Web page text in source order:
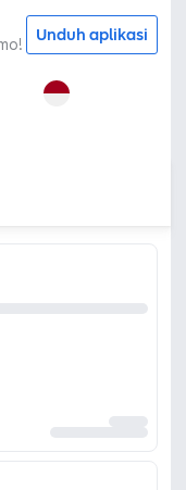
Unduh aplikasi
Digital Printing